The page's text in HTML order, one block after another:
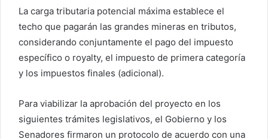
La carga tributaria potencial máxima establece el
techo que pagarán las grandes mineras en tributos,
considerando conjuntamente el pago del impuesto
específico o royalty, el impuesto de primera categoría
y los impuestos finales (adicional).
Para viabilizar la aprobación del proyecto en los
siguientes trámites legislativos, el Gobierno y los
Senadores firmaron un protocolo de acuerdo con una